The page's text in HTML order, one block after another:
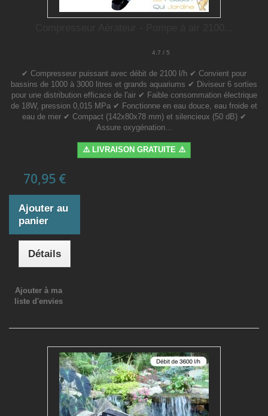
4.7 / 5
✔ Compresseur puissant avec débit de 2100 l/h ✔ Convient pour
bassins de 1000 à 3000 litres et grands aquariums ✔ Diviseur 6 sorties
pour une distribution efficace de l'air ✔ Faible consommation électrique
de 18W, pression 0,015 MPa ✔ Fonctionne en eau douce, eau froide et
eau de mer ✔ Compact (142x80x78 mm) et silencieux (50 dB) ✔
Assure oxygénation...
⚠️ LIVRAISON GRATUITE ⚠️
70,95 €
Ajouter au
panier
Détails
Ajouter à ma
liste d'envies